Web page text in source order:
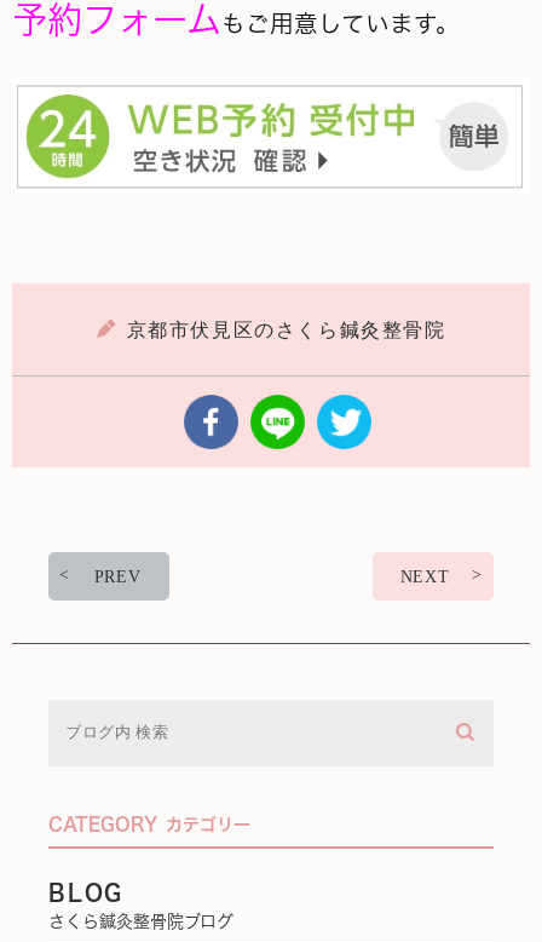
予約フォーム もご用意しています。
京都市伏見区のさくら鍼灸整骨院
PREV NEXT
CATEGORY カテゴリー
BLOG
さくら鍼灸整骨院ブログ